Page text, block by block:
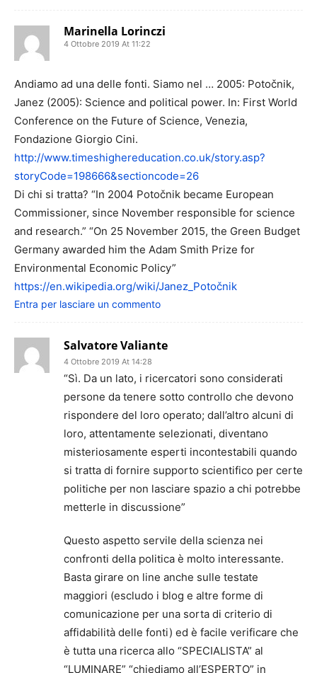
Marinella Lorinczi
4 Ottobre 2019 At 11:22
Andiamo ad una delle fonti. Siamo nel … 2005: Potočnik,
Janez (2005): Science and political power. In: First World
Conference on the Future of Science, Venezia,
Fondazione Giorgio Cini.
http://www.timeshighereducation.co.uk/story.asp?
storyCode=198666&sectioncode=26
Di chi si tratta? “In 2004 Potočnik became European
Commissioner, since November responsible for science
and research.” “On 25 November 2015, the Green Budget
Germany awarded him the Adam Smith Prize for
Environmental Economic Policy”
https://en.wikipedia.org/wiki/Janez_Potočnik
Entra per lasciare un commento
Salvatore Valiante
4 Ottobre 2019 At 14:28
“Sì. Da un lato, i ricercatori sono considerati
persone da tenere sotto controllo che devono
rispondere del loro operato; dall’altro alcuni di
loro, attentamente selezionati, diventano
misteriosamente esperti incontestabili quando
si tratta di fornire supporto scientifico per certe
politiche per non lasciare spazio a chi potrebbe
metterle in discussione”
Questo aspetto servile della scienza nei
confronti della politica è molto interessante.
Basta girare on line anche sulle testate
maggiori (escludo i blog e altre forme di
comunicazione per una sorta di criterio di
affidabilità delle fonti) ed è facile verificare che
è tutta una ricerca allo “SPECIALISTA” al
“LUMINARE” “chiediamo all’ESPERTO” in